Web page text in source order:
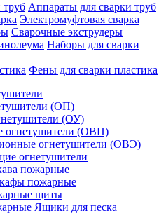
Аппараты для сварки труб
Электромуфтовая сварка
Сварочные экструдеры
Наборы для сварки
Фены для сварки пластика
(ОП)
(ОУ)
огнетушители (ОВП)
огнетушители (ОВЭ)
огнетушители
пожарные
пожарные
щиты
Ящики для песка